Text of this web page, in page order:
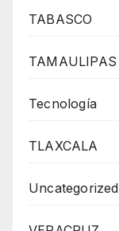
TABASCO
TAMAULIPAS
Tecnología
TLAXCALA
Uncategorized